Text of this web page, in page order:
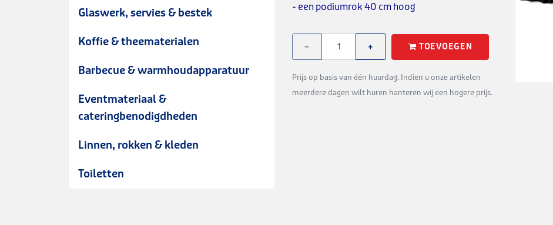
Glaswerk, servies & bestek
Koffie & theematerialen
Barbecue & warmhoudapparatuur
Eventmateriaal &
cateringbenodigdheden
Linnen, rokken & kleden
Toiletten
- een podiumrok 40 cm hoog
− + TOEVOEGEN
Prijs op basis van één huurdag. Indien u onze artikelen
meerdere dagen wilt huren hanteren wij een hogere prijs.